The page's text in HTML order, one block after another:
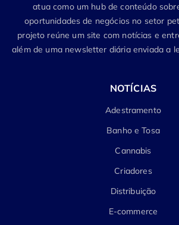
atua como um hub de conteúdo
oportunidades de negócios no setor
projeto reúne um site com notícias e
além de uma newsletter diária enviada a
NOTÍCIAS
Adestramento
Banho e Tosa
Cannabis
Criadores
Distribuição
E-commerce